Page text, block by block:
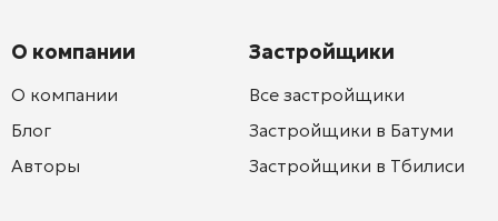
О компании
О компании
Блог
Авторы
Застройщики
Все застройщики
Застройщики в Батуми
Застройщики в Тбилиси